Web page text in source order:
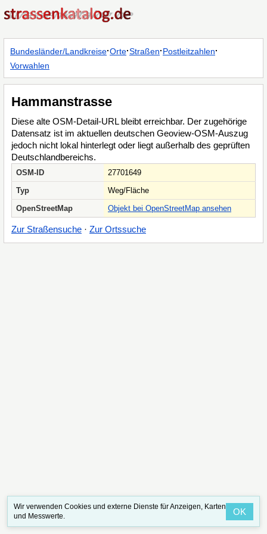
Bundesländer/Landkreise·Orte·Straßen·Postleitzahlen·
Vorwahlen
Hammanstrasse
Diese alte OSM-Detail-URL bleibt erreichbar. Der zugehörige
Datensatz ist im aktuellen deutschen Geoview-OSM-Auszug
jedoch nicht lokal hinterlegt oder liegt außerhalb des geprüften
Deutschlandbereichs.
OSM-ID
27701649
Typ
Weg/Fläche
OpenStreetMap
Objekt bei OpenStreetMap ansehen
Zur Straßensuche · Zur Ortssuche
Wir verwenden Cookies und externe Dienste für Anzeigen, Karten
und Messwerte.
OK